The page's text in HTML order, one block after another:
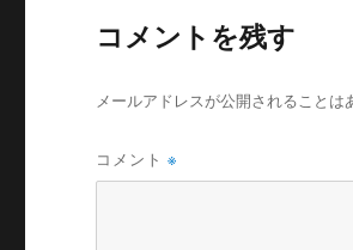
コメントを残す
メールアドレスが公開されることは
コメント※